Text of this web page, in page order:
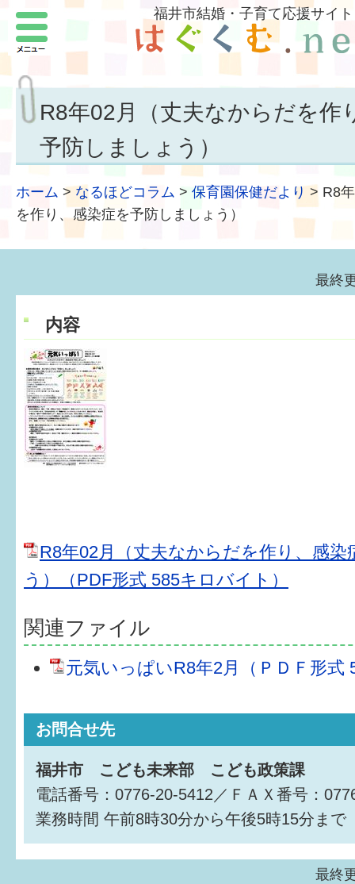
福井市結婚・子育て応援サイト
R8年02月（丈夫なからだを作
予防しましょう）
ホーム > なるほどコラム > 保育園保健だより > R8
を作り、感染症を予防しましょう）
最終
内容
R8年02月（丈夫なからだを作り、感
う）（PDF形式 585キロバイト）
関連ファイル
元気いっぱいR8年2月（ＰＤＦ形式
お問合せ先
福井市 こども未来部 こども政策課
電話番号：0776-20-5412／ＦＡＸ番号：
業務時間 午前8時30分から午後5時15分まで
最終
メニュー
結婚したい
子どもがほしい
福井の子育て環境
もしものときの緊急連絡先
届出・手当・助成
健診・予防接種
仲間づくり・遊び場
子どもを預けたい
さまざまな支援
妊娠
出産〜3か月
3か月〜6か月
6か月〜1歳
1歳〜3歳
3歳〜就学前
就学後〜